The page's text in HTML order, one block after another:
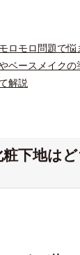
モロモロ問題で
ベースメイク
解説
下地は